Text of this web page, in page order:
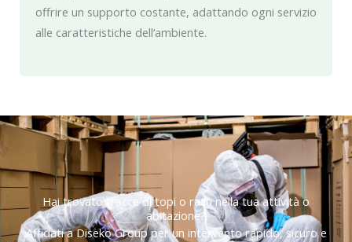
offrire un supporto costante, adattando ogni servizio
alle caratteristiche dell’ambiente.
Hai trovato tracce di topi o ratti nella tua attività o
abitazione?
Affidati a Diseko Group per un intervento rapido, sicuro e